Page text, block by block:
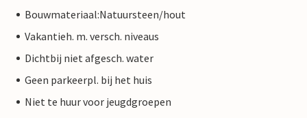
Bouwmateriaal:Natuursteen/hout
Vakantieh. m. versch. niveaus
Dichtbij niet afgesch. water
Geen parkeerpl. bij het huis
Niet te huur voor jeugdgroepen